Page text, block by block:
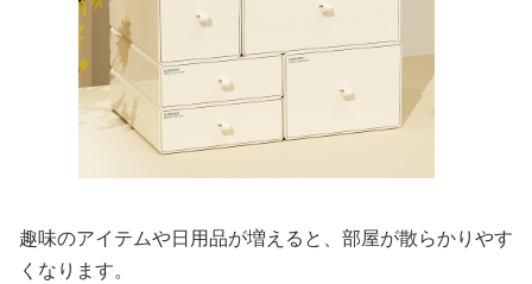
趣味のアイテムや日用品が増えると、部屋が散らかりやす
くなります。